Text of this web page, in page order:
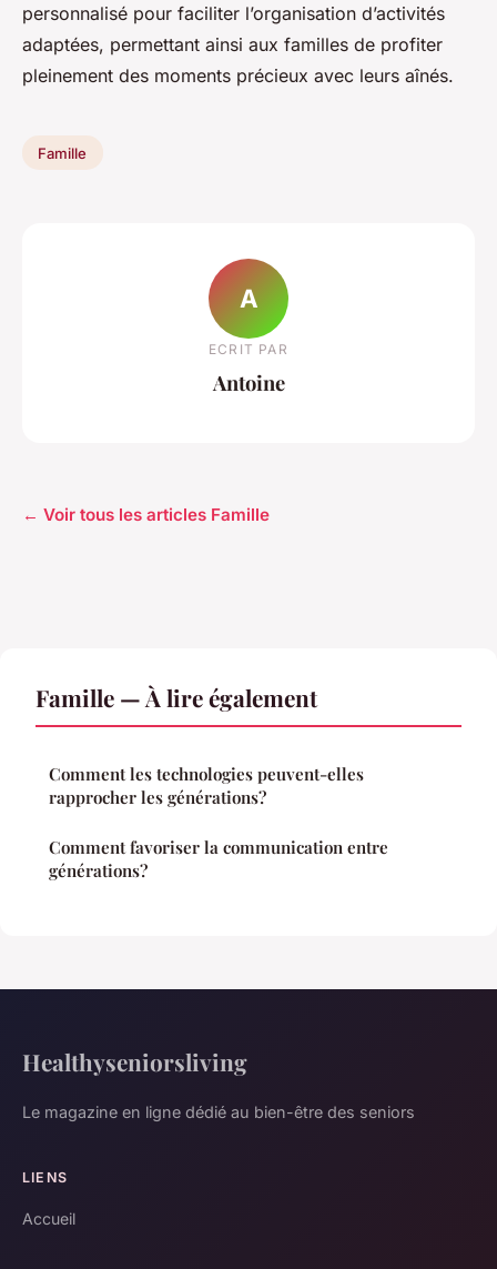
personnalisé pour faciliter l’organisation d’activités
adaptées, permettant ainsi aux familles de profiter
pleinement des moments précieux avec leurs aînés.
Famille
A
ECRIT PAR
Antoine
← Voir tous les articles Famille
Famille — À lire également
Comment les technologies peuvent-elles
rapprocher les générations?
Comment favoriser la communication entre
générations?
Healthyseniorsliving
Le magazine en ligne dédié au bien-être des seniors
LIENS
Accueil